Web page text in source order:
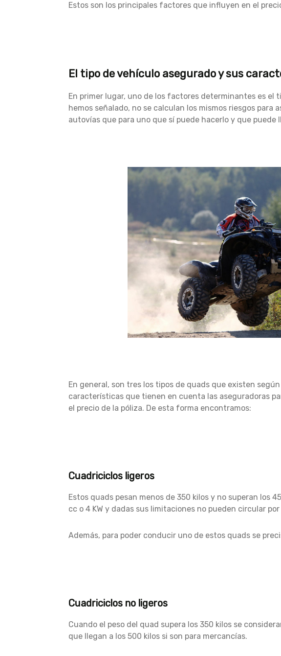
Estos son los principales factores que influyen en el
El tipo de vehículo asegurado y sus
En primer lugar, uno de los factores determinantes es el
hemos señalado, no se calculan los mismos riesgos para
autovías que para uno que sí puede hacerlo y que
En general, son tres los tipos de quads que existen
características que tienen en cuenta las aseguradoras
el precio de la póliza. De esta forma encontramos:
Cuadriciclos ligeros
Estos quads pesan menos de 350 kilos y no superan los
cc o 4 KW y dadas sus limitaciones no pueden circular
Además, para poder conducir uno de estos quads se
Cuadriciclos no ligeros
Cuando el peso del quad supera los 350 kilos se
que llegan a los 500 kilos si son para mercancías.